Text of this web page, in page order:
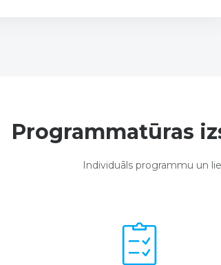
Individuāls programmu un
Programmatūras